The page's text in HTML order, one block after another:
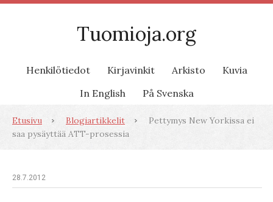
Tuomioja.org
Henkilötiedot Kirjavinkit Arkisto
Kuvia
In English
På Svenska
Etusivu Blogiartikkelit
Pettymys New Yorkissa ei
saa pysäyttää ATT-prosessia
28.7.2012